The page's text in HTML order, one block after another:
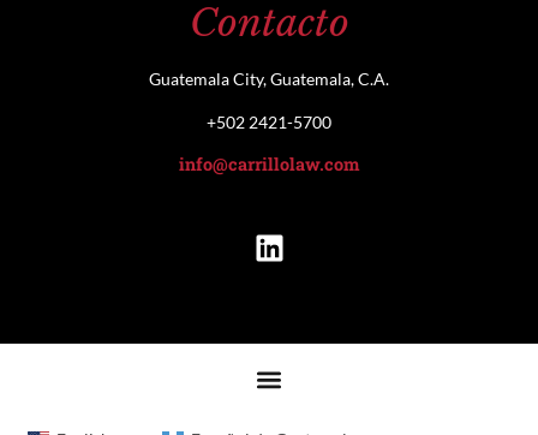
Contacto
Guatemala City, Guatemala, C.A.
+502 2421-5700
info@carrillolaw.com